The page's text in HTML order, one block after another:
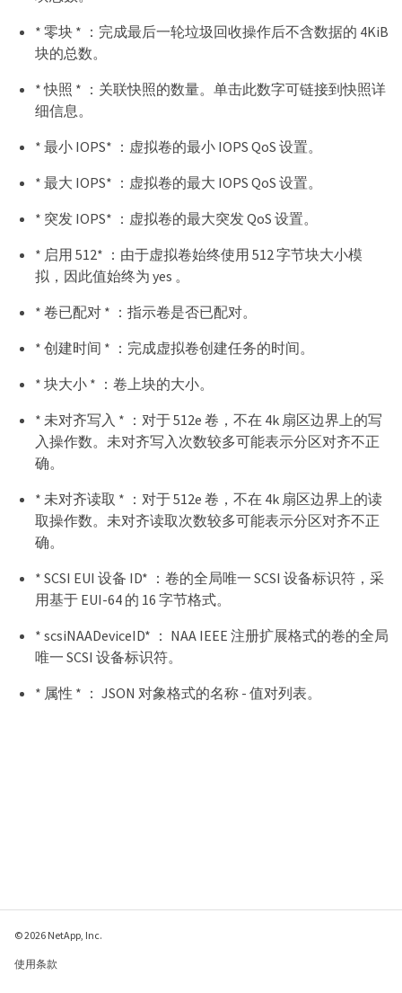
* 零块 * ：完成最后一轮垃圾回收操作后不含数据的 4KiB
块的总数。
* 快照 * ：关联快照的数量。单击此数字可链接到快照详
细信息。
* 最小 IOPS* ：虚拟卷的最小 IOPS QoS 设置。
* 最大 IOPS* ：虚拟卷的最大 IOPS QoS 设置。
* 突发 IOPS* ：虚拟卷的最大突发 QoS 设置。
* 启用 512* ：由于虚拟卷始终使用 512 字节块大小模
拟，因此值始终为 yes 。
* 卷已配对 * ：指示卷是否已配对。
* 创建时间 * ：完成虚拟卷创建任务的时间。
* 块大小 * ：卷上块的大小。
* 未对齐写入 * ：对于 512e 卷，不在 4k 扇区边界上的写
入操作数。未对齐写入次数较多可能表示分区对齐不正
确。
* 未对齐读取 * ：对于 512e 卷，不在 4k 扇区边界上的读
取操作数。未对齐读取次数较多可能表示分区对齐不正
确。
* SCSI EUI 设备 ID* ：卷的全局唯一 SCSI 设备标识符，采
用基于 EUI-64 的 16 字节格式。
* scsiNAADeviceID* ： NAA IEEE 注册扩展格式的卷的全局
唯一 SCSI 设备标识符。
* 属性 * ： JSON 对象格式的名称 - 值对列表。
© 2026 NetApp, Inc.
使用条款